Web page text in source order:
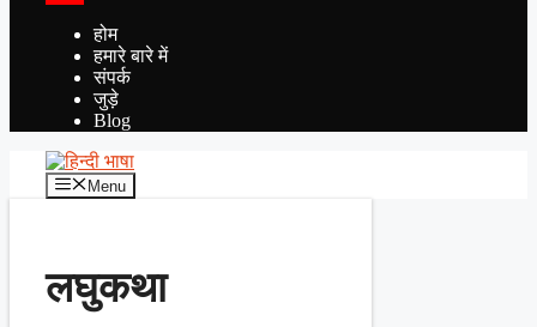
YouTube
होम
हमारे बारे में
संपर्क
जुड़े
Blog
Menu
लघुकथा